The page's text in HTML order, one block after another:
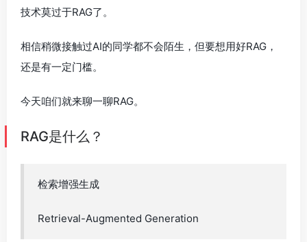
技术莫过于RAG了。
相信稍微接触过AI的同学都不会陌生，但要想用好RAG，
还是有一定门槛。
今天咱们就来聊一聊RAG。
RAG是什么？
检索增强生成
Retrieval-Augmented Generation